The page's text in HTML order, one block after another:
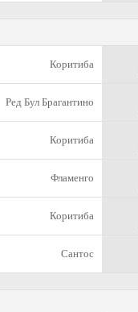
Коритиба
Ред Бул Брагантино
Коритиба
Фламенго
Коритиба
Сантос